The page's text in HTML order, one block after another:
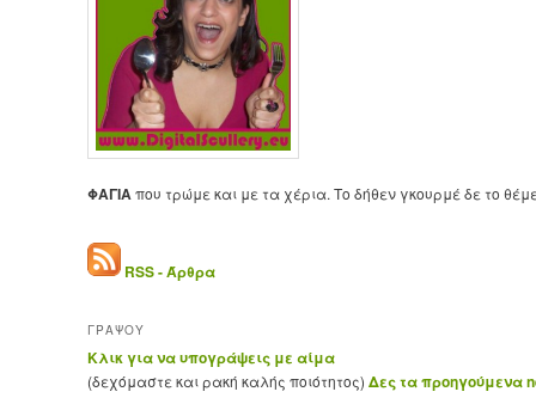
ΦΑΓΙΑπου τρώμε και με τα χέρια. Το δήθεν γκουρμέ δε το
RSS - Άρθρα
ΓΡΑΨΟΥ
Κλικ για να υπογράψεις με αίμα
(δεχόμαστε και ρακή καλής ποιότητος) Δες τα προηγούμενα